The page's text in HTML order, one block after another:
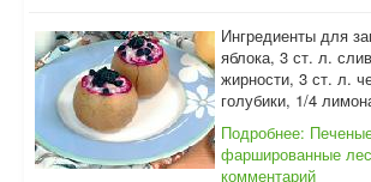
Ингредиенты для
яблока, 3 ст. л.
жирности, 3 ст. л.
голубики, 1/4
Подробнее:
фаршированные
комментарий